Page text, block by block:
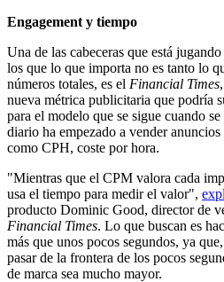
Engagement y tiempo
Una de las cabeceras que está
los que lo que importa no es tanto lo
números totales, es el Financial Times
nueva métrica publicitaria que podría
para el modelo que se sigue cuando
diario ha empezado a vender
como CPH, coste por hora.
"Mientras que el CPM valora cada
usa el tiempo para medir el valor",
producto Dominic Good, director de
Financial Times. Lo que buscan es
más que unos pocos segundos, ya
pasar de la frontera de los pocos
de marca sea mucho mayor.